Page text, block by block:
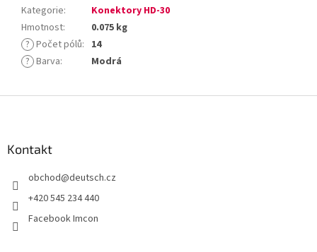
Kategorie:
Konektory HD-30
Hmotnost:
0.075 kg
? Počet pólů: 14
? Barva: Modrá
Kontakt
obchod@deutsch.cz
+420 545 234 440
Facebook Imcon